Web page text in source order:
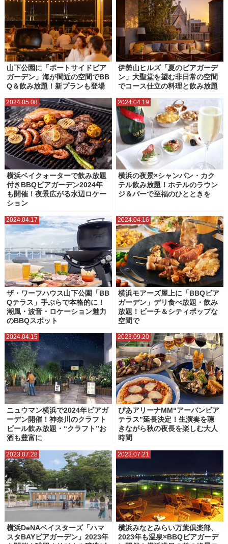
山下公園に「ポートサイドビア
ガーデン」海が間近の空間でBB
Q＆飲み放題！新プランも登場
伊勢山ヒルズ「夏のビアガーデ
ン」大聖堂を望む非日常の空間
でコース仕立の料理と飲み放題
2024.05.08
横浜ベイクォーターで飲み放題
付きBBQビアガーデン2024年
も開催！夜景広がる水辺ロケー
ション
2024.04.19
横浜の夜景×シャンパン・カク
テル飲み放題！ホテルのラウン
ジ＆バーで至福のひとときを
2024.04.17
ザ・ワーフハウス山下公園「BB
Qテラス」手ぶらで本格的に！
潮風・波音・ロケーション魅力
のBBQスポット
2024.04.16
横浜モアーズ屋上に「BBQビア
ガーデン」デリ食べ放題・飲み
放題！ビーチ＆シティポップな
空間で
2024.04.15
ニュウマン横浜で2024年ビアガ
ーデン開催！神奈川のクラフト
ビール飲み放題・“クラフト”お
酒も豊富に
2023.09.20
ぴあアリーナMM“アーバンビア
テラス”延長決定！生演奏を聴
きながら秋の夜長を楽しむ大人
時間
2023.07.28
横浜DeNAベイスターズ「ハマ
スタBAYビアガーデン」2023年
2023.07.21
横浜みなとみらい万葉倶楽部、
2023年も温泉×BBQビアガーデ